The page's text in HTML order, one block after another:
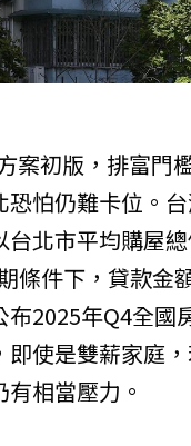
案初版，排富門
恐怕仍難卡位。
台北市平均購屋
條件下，貸款金
布2025年Q4全國
即使是雙薪家庭
相當壓力。